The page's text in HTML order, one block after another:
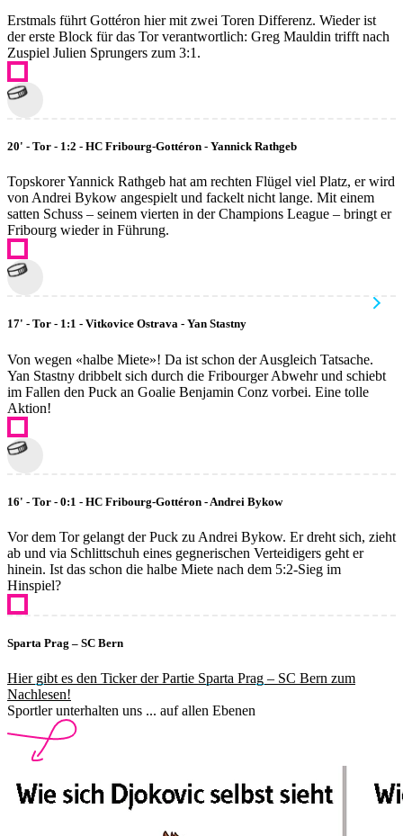
Erstmals führt Gottéron hier mit zwei Toren Differenz. Wieder ist
der erste Block für das Tor verantwortlich: Greg Mauldin trifft nach
Zuspiel Julien Sprungers zum 3:1.
20' - Tor - 1:2 - HC Fribourg-Gottéron - Yannick Rathgeb
Topskorer Yannick Rathgeb hat am rechten Flügel viel Platz, er wird
von Andrei Bykow angespielt und fackelt nicht lange. Mit einem
satten Schuss – seinem vierten in der Champions League – bringt er
Fribourg wieder in Führung.
17' - Tor - 1:1 - Vitkovice Ostrava - Yan Stastny
Von wegen «halbe Miete»! Da ist schon der Ausgleich Tatsache.
Yan Stastny dribbelt sich durch die Fribourger Abwehr und schiebt
im Fallen den Puck an Goalie Benjamin Conz vorbei. Eine tolle
Aktion!
16' - Tor - 0:1 - HC Fribourg-Gottéron - Andrei Bykow
Vor dem Tor gelangt der Puck zu Andrei Bykow. Er dreht sich, zieht
ab und via Schlittschuh eines gegnerischen Verteidigers geht er
hinein. Ist das schon die halbe Miete nach dem 5:2-Sieg im
Hinspiel?
Sparta Prag – SC Bern
Hier gibt es den Ticker der Partie Sparta Prag – SC Bern zum
Nachlesen!
Sportler unterhalten uns ... auf allen Ebenen